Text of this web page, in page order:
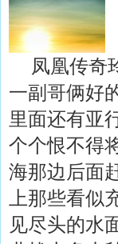
凤凰传奇
一副哥俩好
里面还有亚
个个恨不得
海那边后面
上那些看
见尽头的水